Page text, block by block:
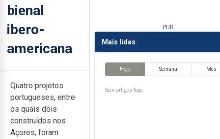
bienal
ibero-
americana
Quatro projetos
portugueses, entre
os quais dois
construídos nos
Açores, foram
PUB
Mais lidas
Hoje Semana Mês
Sem artigos hoje.